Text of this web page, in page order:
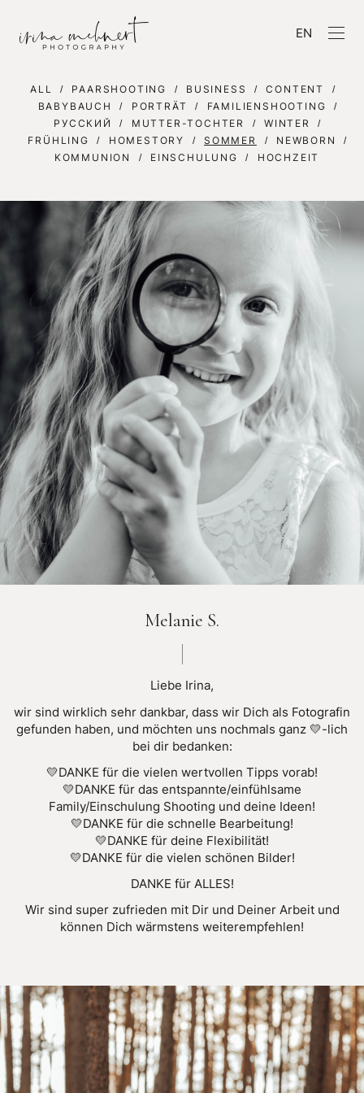
EN
ALL PAARSHOOTING BUSINESS
CONTENT
BABYBAUCH
PORTRÄT
FAMILIENSHOOTING
РУССКИЙ
MUTTER-TOCHTER
WINTER
FRÜHLING
HOMESTORY SOMMER
NEWBORN
KOMMUNION
EINSCHULUNG HOCHZEIT
Melanie S.
Liebe Irina,
wir sind wirklich sehr dankbar, dass wir Dich als Fotografin
gefunden haben, und möchten uns nochmals ganz 💛-lich
bei dir bedanken:
💛DANKE für die vielen wertvollen Tipps vorab!
💛DANKE für das entspannte/einfühlsame
Family/Einschulung Shooting und deine Ideen!
💛DANKE für die schnelle Bearbeitung!
💛DANKE für deine Flexibilität!
💛DANKE für die vielen schönen Bilder!
DANKE für ALLES!
Wir sind super zufrieden mit Dir und Deiner Arbeit und
können Dich wärmstens weiterempfehlen!